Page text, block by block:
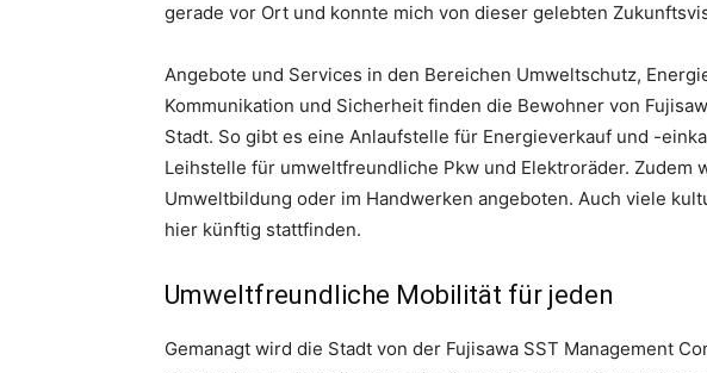
gerade vor Ort und konnte mich von dieser gelebten
Angebote und Services in den Bereichen Umweltschutz,
Kommunikation und Sicherheit finden die Bewohner von
Stadt. So gibt es eine Anlaufstelle für Energieverkauf und -
Leihstelle für umweltfreundliche Pkw und Elektroräder. Zudem
Umweltbildung oder im Handwerken angeboten. Auch viele
hier künftig stattfinden.
Umweltfreundliche Mobilität für jeden
Gemanagt wird die Stadt von der Fujisawa SST Management